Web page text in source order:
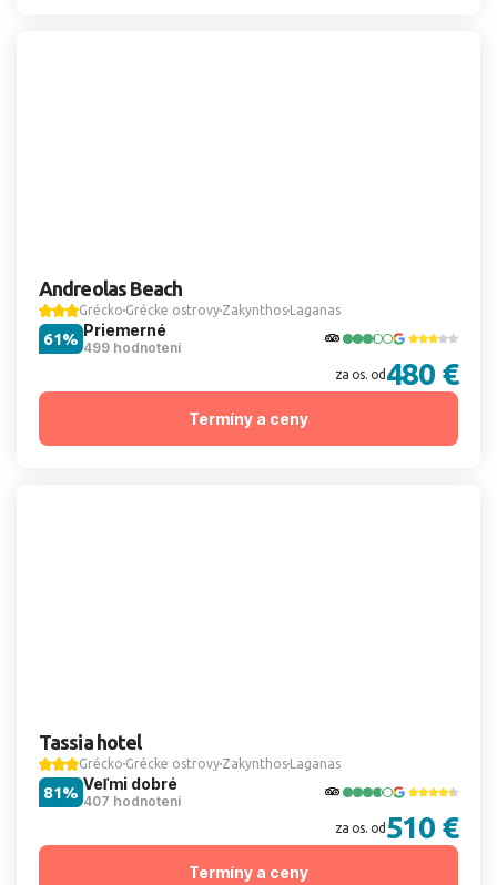
Andreolas Beach
Grécko Grécke ostrovy Zakynthos Laganas
Priemerné
499 hodnotení
61%
za os. od 480 €
Termíny a ceny
Tassia hotel
Grécko Grécke ostrovy Zakynthos Laganas
Veľmi dobré
407 hodnotení
81%
za os. od 510 €
Termíny a ceny